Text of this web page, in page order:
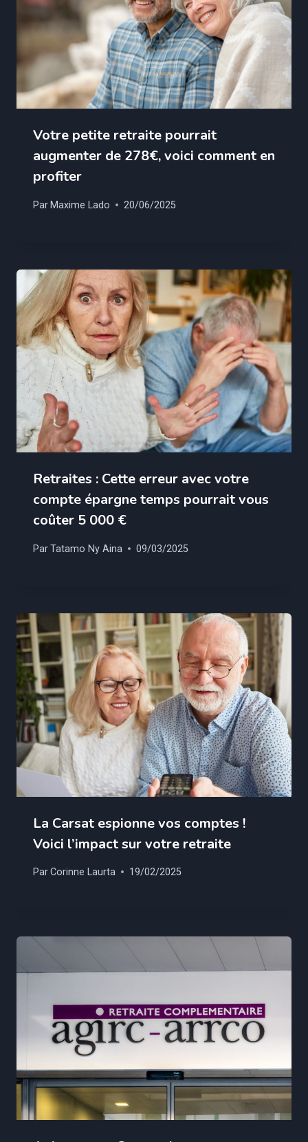
Votre petite retraite pourrait
augmenter de 278€, voici comment en
profiter
Par Maxime Lado 20/06/2025
Retraites : Cette erreur avec votre
compte épargne temps pourrait vous
coûter 5 000 €
ParTatamo Ny Aina 09/03/2025
La Carsat espionne vos comptes !
Voici l’impact sur votre retraite
ParCorinne Laurta 19/02/2025